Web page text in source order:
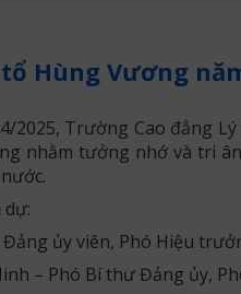
Hùng Vương
2025, Trường Cao đẳng
nhằm tưởng nhớ và tri
Đảng ủy viên, Phó Hiệu
– Phó Bí thư Đảng ủy,